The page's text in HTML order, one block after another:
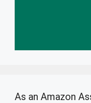
As an Amazon